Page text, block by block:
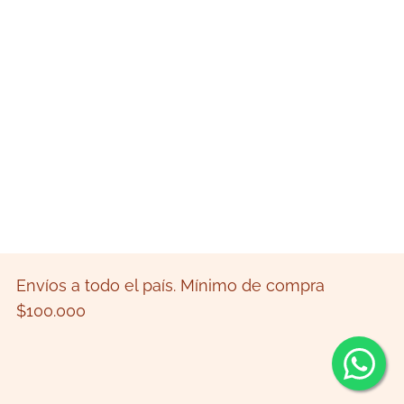
Envíos a todo el país. Mínimo de compra
$100.000